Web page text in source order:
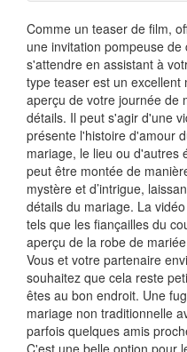
Comme un teaser de film,
une invitation pompeuse
s'attendre en assistant à
type teaser est un
aperçu de votre journée de
détails. Il peut s'agir d'une
présente l'histoire d'amour
mariage, le lieu ou d'autres
peut être montée de
mystère et d’intrigue,
détails du mariage. La
tels que les fiançailles du
aperçu de la robe de
Vous et votre partenaire
souhaitez que cela reste
êtes au bon endroit. Une
mariage non traditionnelle
parfois quelques amis
C'est une belle option pour